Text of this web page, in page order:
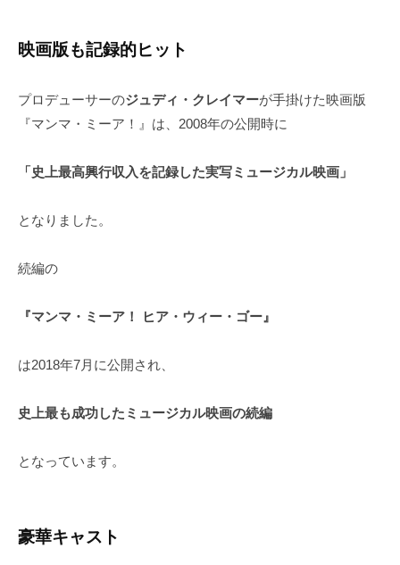
映画版も記録的ヒット
プロデューサーのジュディ・クレイマーが手掛けた映画版
『マンマ・ミーア！』は、2008年の公開時に
「史上最高興行収入を記録した実写ミュージカル映画」
となりました。
続編の
『マンマ・ミーア！ ヒア・ウィー・ゴー』
は2018年7月に公開され、
史上最も成功したミュージカル映画の続編
となっています。
豪華キャスト